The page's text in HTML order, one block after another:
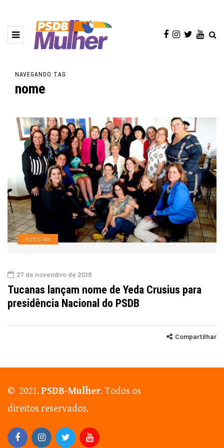
NAVEGANDO TAG
nome
NOTÍCIAS
27 de novembro de 2018
Tucanas lançam nome de Yeda Crusius para
presidência Nacional do PSDB
Compartilhar
© 2021.PSDB-Mulher. Todos os
direitos reservados.